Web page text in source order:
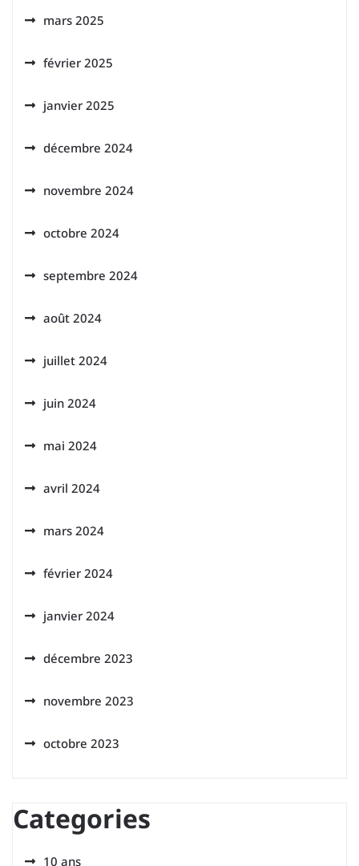
mars 2025
février 2025
janvier 2025
décembre 2024
novembre 2024
octobre 2024
septembre 2024
août 2024
juillet 2024
juin 2024
mai 2024
avril 2024
mars 2024
février 2024
janvier 2024
décembre 2023
novembre 2023
octobre 2023
Categories
10 ans